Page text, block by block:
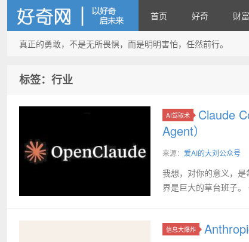
首页 好奇 财富
真正的勇敢，不是无所畏惧，而是明明害怕，任然前行。
标签：行业
AI驾驭术
Claude
Agent）
来源： 爱AI的大刘公众号
我想，对你的意义，
界是巨大的草台班子
信息大爆炸